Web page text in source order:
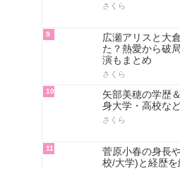
さくら
9
広瀬アリスと大
た？熱愛から破
演もまとめ
さくら
10
矢部美穂の学歴
身大学・高校な
さくら
11
菅原小春の身長
校/大学)と経歴を